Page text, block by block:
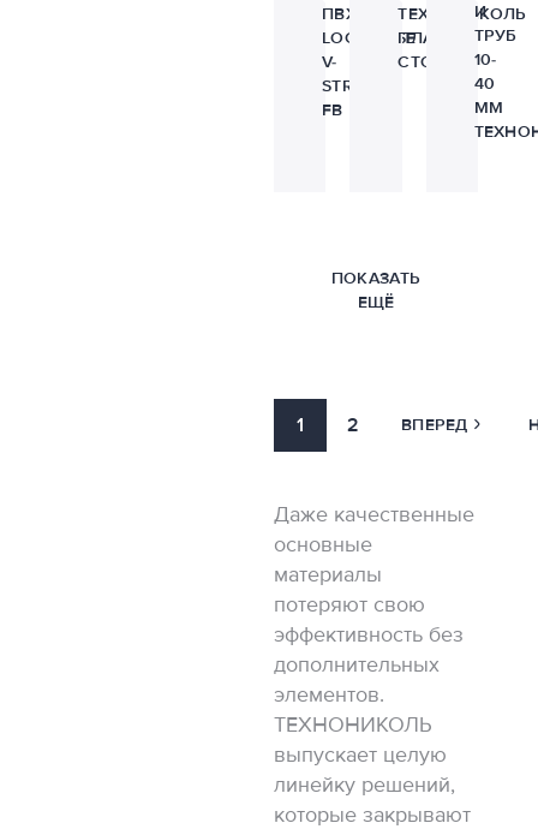
ПВХ
LOGICBASE
V-
STRIP
FB
ТЕХНОНИКОЛЬ
ПЛАМЯ
СТОП
И
ТРУБ
10-
40
ММ
ПОКАЗАТЬ
ЕЩЁ
1 2 ВПЕРЕД
Даже качественные
основные
материалы
потеряют свою
эффективность без
дополнительных
элементов.
ТЕХНОНИКОЛЬ
выпускает целую
линейку решений,
которые закрывают